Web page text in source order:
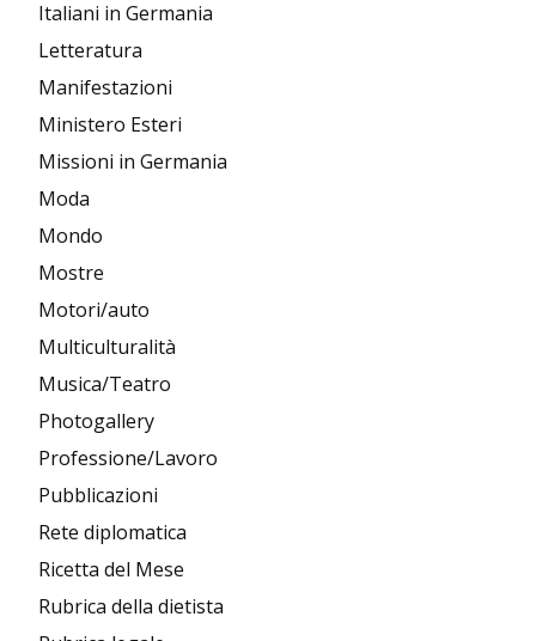
Italiani in Germania
Letteratura
Manifestazioni
Ministero Esteri
Missioni in Germania
Moda
Mondo
Mostre
Motori/auto
Multiculturalità
Musica/Teatro
Photogallery
Professione/Lavoro
Pubblicazioni
Rete diplomatica
Ricetta del Mese
Rubrica della dietista